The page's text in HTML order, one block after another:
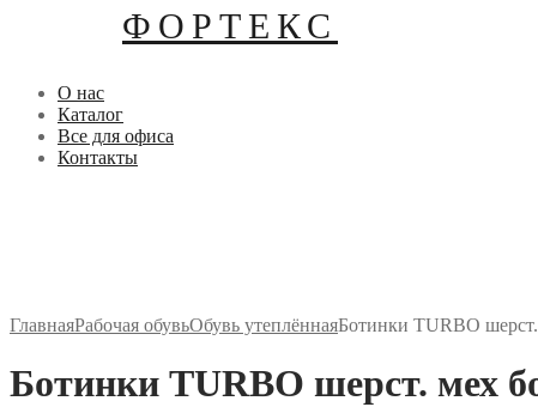
ФОРТЕКС
О нас
Каталог
Все для офиса
Контакты
ГлавнаяРабочая обувьОбувь утеплённаяБотинки TURBO
Ботинки TURBO шерст. мех